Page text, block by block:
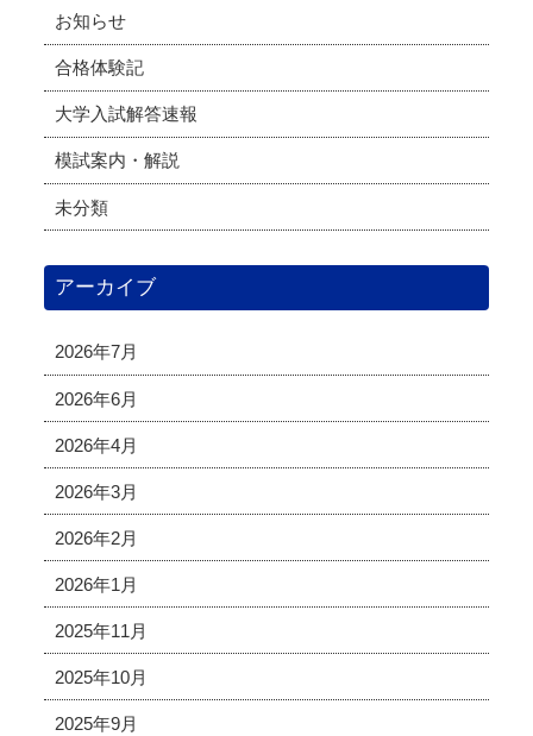
お知らせ
合格体験記
大学入試解答速報
模試案内・解説
未分類
アーカイブ
2026年7月
2026年6月
2026年4月
2026年3月
2026年2月
2026年1月
2025年11月
2025年10月
2025年9月